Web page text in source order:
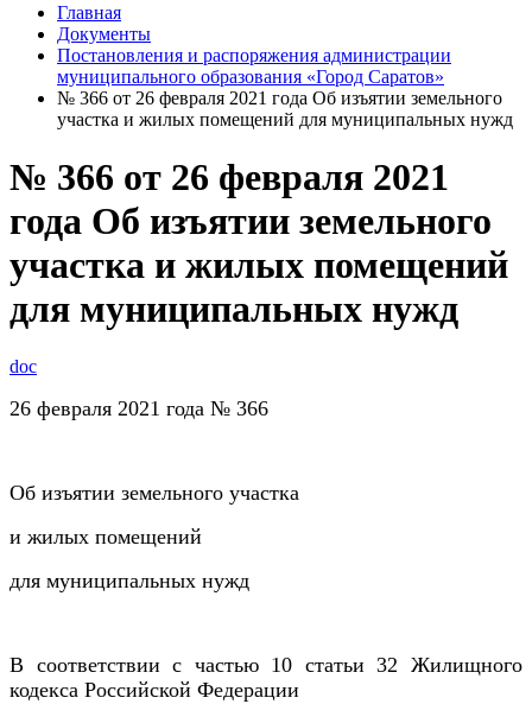
Главная
Документы
Постановления и распоряжения администрации
муниципального образования «Город Саратов»
№ 366 от 26 февраля 2021 года Об изъятии земельного
участка и жилых помещений для муниципальных нужд
№ 366 от 26 февраля 2021
года Об изъятии земельного
участка и жилых помещений
для муниципальных нужд
doc
26 февраля 2021 года № 366
Об изъятии земельного участка
и жилых помещений
для муниципальных нужд
В соответствии с частью 10 статьи 32 Жилищного
кодекса Российской Федерации